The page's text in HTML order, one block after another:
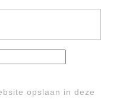
opslaan in deze